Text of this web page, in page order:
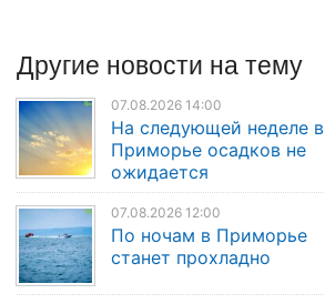
Другие новости на тему
07.08.2026 14:00
На следующей неделе в
Приморье осадков не
ожидается
07.08.2026 12:00
По ночам в Приморье
станет прохладно